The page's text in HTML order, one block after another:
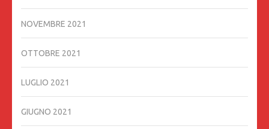
NOVEMBRE 2021
OTTOBRE 2021
LUGLIO 2021
GIUGNO 2021